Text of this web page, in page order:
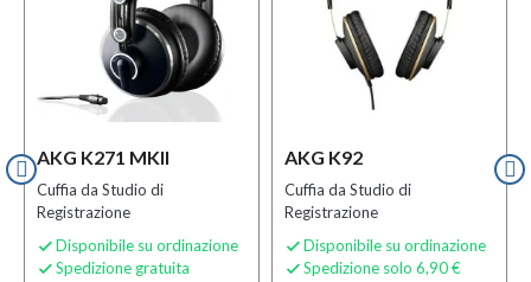
AKG K271 MKII
Cuffia da Studio di
Registrazione
 Disponibile su ordinazione
 Spedizione gratuita
AKG K92
Cuffia da Studio di
Registrazione
 Disponibile su ordinazione
 Spedizione solo 6,90 €